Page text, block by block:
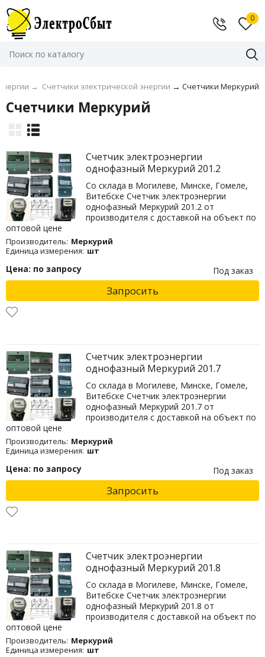
0
→ Счетчики электрической энергии → Счетчики Меркурий
Счетчики Меркурий
Счетчик электроэнергии
однофазный Меркурий 201.2
Со склада в Могилеве, Минске, Гомеле,
Витебске Счетчик электроэнергии
однофазный Меркурий 201.2 от
производителя с доставкой на объект по
оптовой цене
Производитель: Меркурий
Единица измерения: шт
Цена: по запросу Под заказ
Запросить
Счетчик электроэнергии
однофазный Меркурий 201.7
Со склада в Могилеве, Минске, Гомеле,
Витебске Счетчик электроэнергии
однофазный Меркурий 201.7 от
производителя с доставкой на объект по
оптовой цене
Производитель: Меркурий
Единица измерения: шт
Цена: по запросу Под заказ
Запросить
Счетчик электроэнергии
однофазный Меркурий 201.8
Со склада в Могилеве, Минске, Гомеле,
Витебске Счетчик электроэнергии
однофазный Меркурий 201.8 от
производителя с доставкой на объект по
оптовой цене
Производитель: Меркурий
Единица измерения: шт